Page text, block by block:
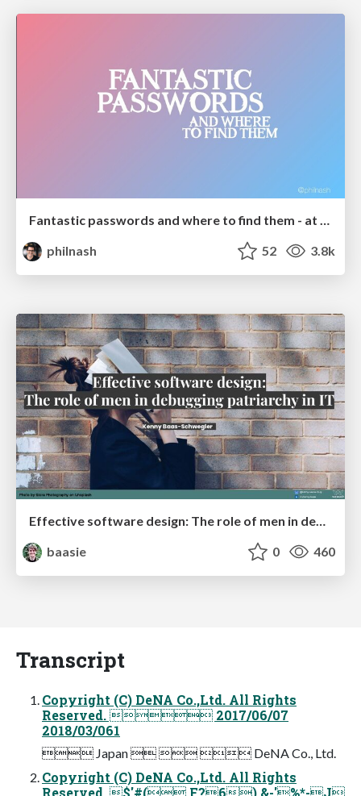
Fantastic passwords and where to find them - at NoRuKo
philnash
52 3.8k
baasie
0 460
Transcript
Copyright (C) DeNA Co.,Ltd. All Rights
Reserved.  2017/06/07
2018/03/061
 Japan    DeNA Co., Ltd.
Copyright (C) DeNA Co.,Ltd. All Rights
Reserved. $'#( F?6),&-'%*-J